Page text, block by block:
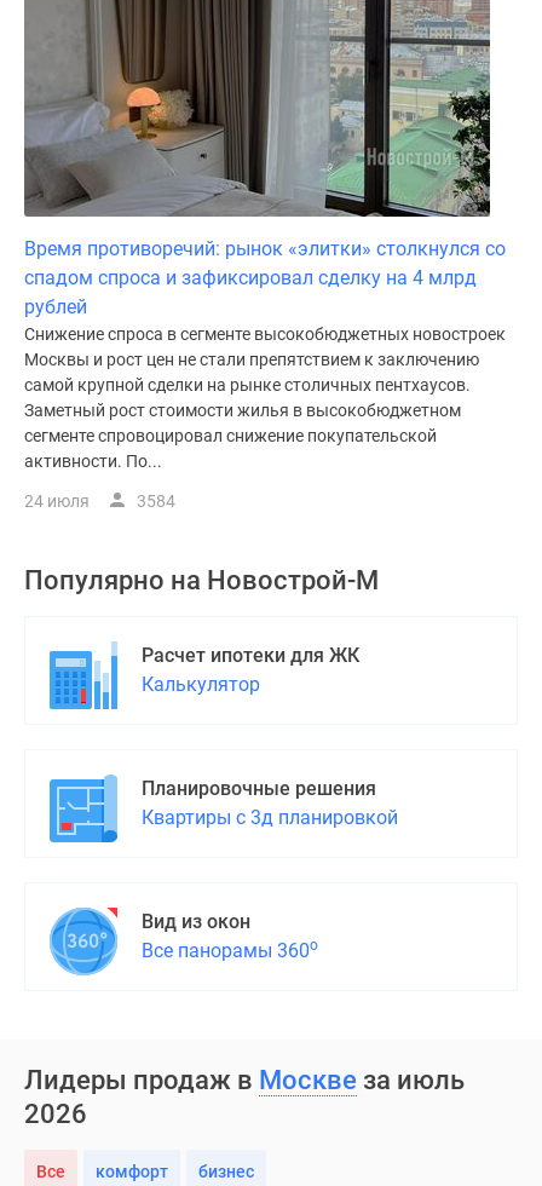
Время противоречий: рынок «элитки» столкнулся со
спадом спроса и зафиксировал сделку на 4 млрд
рублей
Снижение спроса в сегменте высокобюджетных новостроек
Москвы и рост цен не стали препятствием к заключению
самой крупной сделки на рынке столичных пентхаусов.
Заметный рост стоимости жилья в высокобюджетном
сегменте спровоцировал снижение покупательской
активности. По...
24 июля 3584
Популярно на Новострой-М
Расчет ипотеки для ЖК
Калькулятор
Планировочные решения
Квартиры с 3д планировкой
Вид из окон
Все панорамы 360о
Лидеры продаж в Москве за июль
2026
Все комфорт бизнес